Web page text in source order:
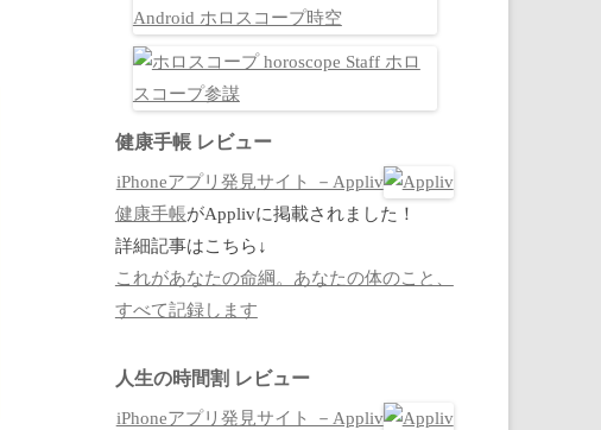
健康手帳 レビュー
iPhoneアプリ発見サイト －Appliv
健康手帳がApplivに掲載されました！
詳細記事はこちら↓
これがあなたの命綱。あなたの体のこと、
すべて記録します
人生の時間割 レビュー
iPhoneアプリ発見サイト －Appliv